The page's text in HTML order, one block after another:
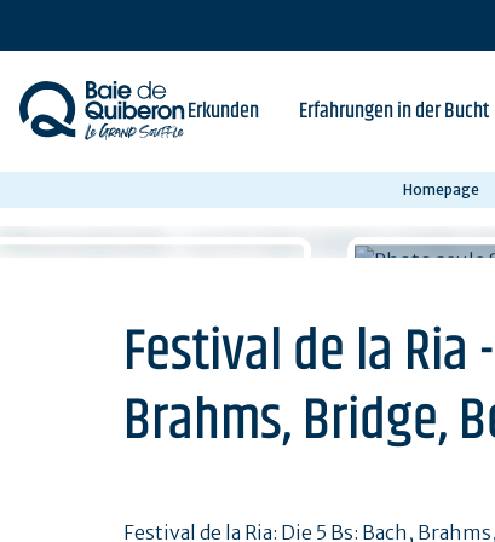
content
Erkunden Erfahrungen in der Bucht
Homepage
Festival de la Ria
Brahms, Bridge,
Festival de la Ria: Die 5 Bs: Bach,